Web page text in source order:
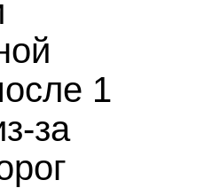
1
за